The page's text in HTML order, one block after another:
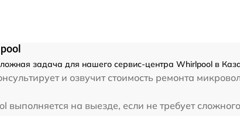
задача для нашего сервис-центра Whirlpool в
и озвучит стоимость ремонта
на выезде, если не требует